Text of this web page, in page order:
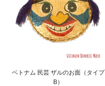
ベトナム 民芸 ザルのお面（タイプ
B）